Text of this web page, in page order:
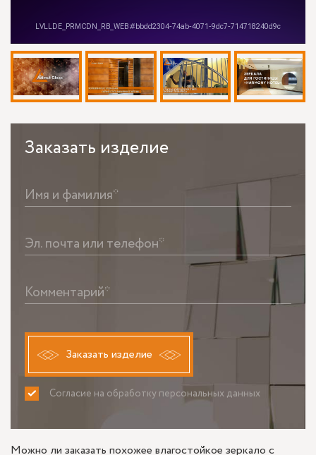
Заказать изделие
Имя и фамилия*
Эл. почта или телефон*
Комментарий*
Заказать изделие
Согласие на обработку персональных данных
ПРИНИМАЮ НЕ ПРИНИМАЮ
Можно ли заказать похожее влагостойкое зеркало с